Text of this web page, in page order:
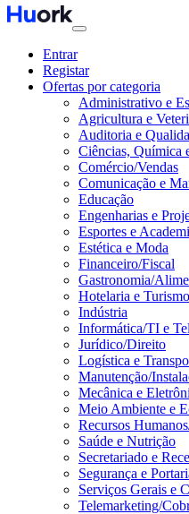
Entrar
Registar
Ofertas por categoria
Administrativo e
Agricultura e
Auditoria e
Ciências, Química
Comércio/Vendas
Comunicação e
Educação
Engenharias e
Esportes e
Estética e Moda
Financeiro/Fiscal
Gastronomia/
Hotelaria e Turismo
Indústria
Informática/TI e
Jurídico/Direito
Logística e
Manutenção/
Mecânica e
Meio Ambiente e
Recursos
Saúde e Nutrição
Secretariado e
Segurança e
Serviços Gerais e
Telemarketing/